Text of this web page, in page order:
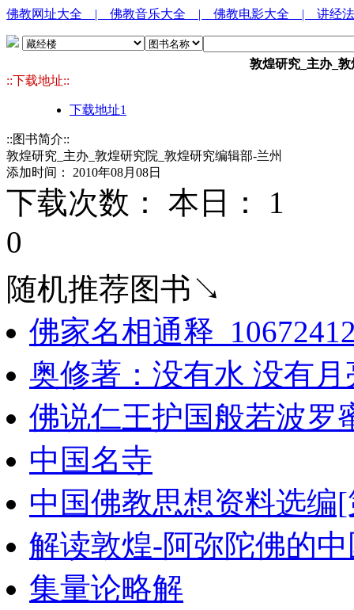
佛教网址大全 | 佛教音乐大全 | 佛教电影大全 | 讲经
敦煌研究_主办_
::下载地址::
下载地址1
::图书简介::
敦煌研究_主办_敦煌研究院_敦煌研究编辑部-兰州
添加时间： 2010年08月08日
下载次数： 本日： 1
0
随机推荐图书↘
佛家名相通释
奥修著：没有水 没有月
佛说仁王护国般若波罗
中国名寺
中国佛教思想资料选编
解读敦煌-阿弥陀佛的
集量论略解